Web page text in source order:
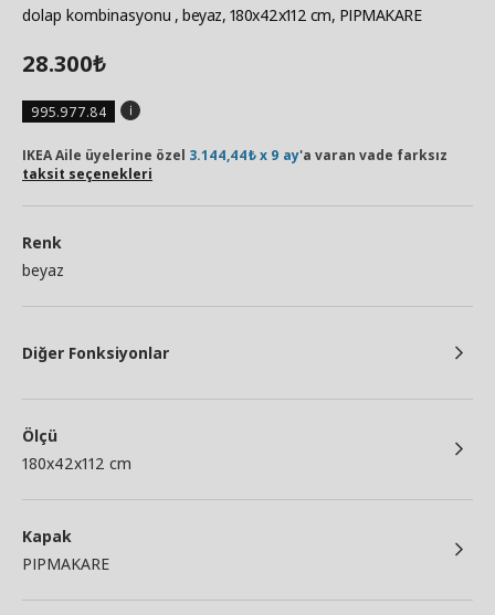
dolap kombinasyonu , beyaz, 180x42x112 cm, PIPMAKARE
28.300₺
995.977.84
IKEA Aile üyelerine özel 3.144,44₺ x 9 ay'a varan vade farksız
taksit seçenekleri
Renk
beyaz
Diğer Fonksiyonlar
Ölçü
180x42x112 cm
Kapak
PIPMAKARE